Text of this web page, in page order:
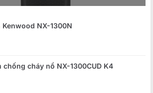
Kenwood NX-1300N
chống cháy nổ NX-1300CUD K4